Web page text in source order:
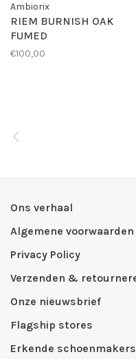
Ambiorix
RIEM BURNISH OAK
FUMED
€100,00
Ons verhaal
Algemene voorwaarden
Privacy Policy
Verzenden &
Onze nieuwsbrief
Flagship stores
Erkende